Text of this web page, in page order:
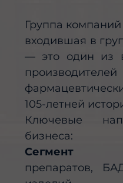
Группа
входившая в
— это один из
производителей
105-летней
Ключевые
бизнеса:
Сегмент
препаратов,